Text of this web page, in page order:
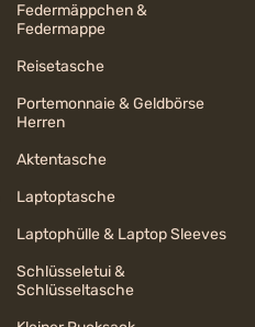
Federmäppchen &
Federmappe
Reisetasche
Portemonnaie & Geldbörse
Herren
Aktentasche
Laptoptasche
Laptophülle & Laptop Sleeves
Schlüsseletui &
Schlüsseltasche